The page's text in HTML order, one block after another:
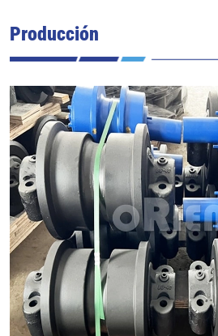
Producción